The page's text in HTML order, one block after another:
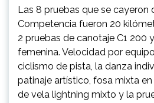
Las 8 pruebas que se cayeron
Competencia fueron 20
2 pruebas de canotaje C1 200
femenina. Velocidad por
ciclismo de pista, la danza
patinaje artístico, fosa mixta
de vela lightning mixto y la